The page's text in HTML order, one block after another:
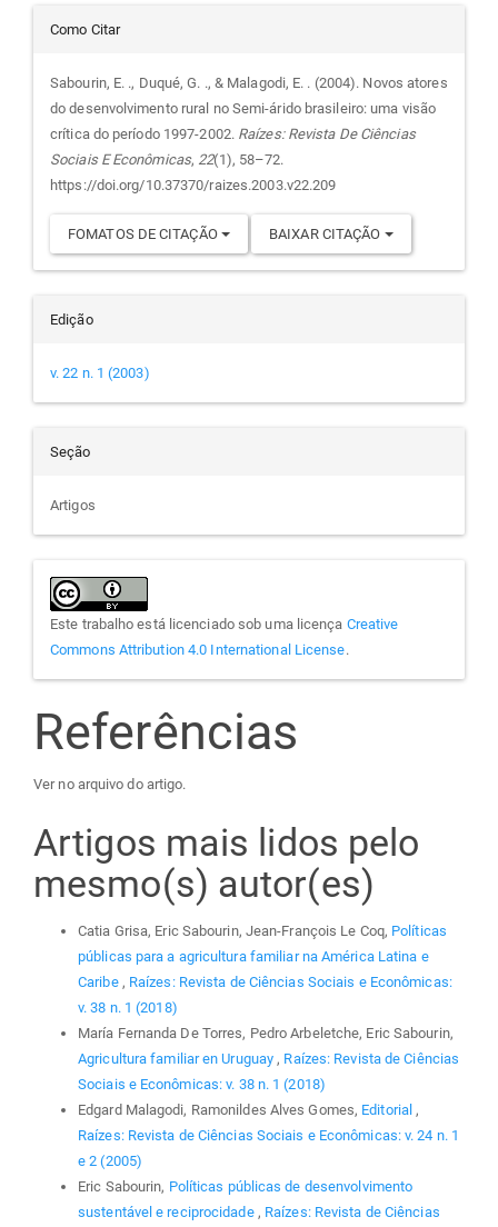
Detalhes
do
artigo
Como Citar
Sabourin, E. ., Duqué, G. ., & Malagodi, E. . (2004). Novos atores
do desenvolvimento rural no Semi-árido brasileiro: uma visão
crítica do período 1997-2002. Raízes: Revista De Ciências
Sociais E Econômicas, 22(1), 58–72.
https://doi.org/10.37370/raizes.2003.v22.209
FOMATOS DE CITAÇÃO BAIXAR CITAÇÃO
Edição
v. 22 n. 1 (2003)
Seção
Artigos
Este trabalho está licenciado sob uma licença Creative
Commons Attribution 4.0 International License.
Referências
Ver no arquivo do artigo.
Artigos mais lidos pelo
mesmo(s) autor(es)
Catia Grisa, Eric Sabourin, Jean-François Le Coq, Políticas
públicas para a agricultura familiar na América Latina e
Caribe , Raízes: Revista de Ciências Sociais e Econômicas:
v. 38 n. 1 (2018)
María Fernanda De Torres, Pedro Arbeletche, Eric Sabourin,
Agricultura familiar en Uruguay , Raízes: Revista de Ciências
Sociais e Econômicas: v. 38 n. 1 (2018)
Edgard Malagodi, Ramonildes Alves Gomes, Editorial ,
Raízes: Revista de Ciências Sociais e Econômicas: v. 24 n. 1
e 2 (2005)
Eric Sabourin, Políticas públicas de desenvolvimento
sustentável e reciprocidade , Raízes: Revista de Ciências